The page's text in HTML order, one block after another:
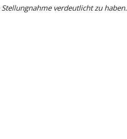
verdeutlicht zu haben.